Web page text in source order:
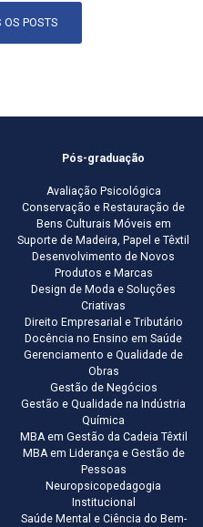
OS POSTS
Pós-graduação
Avaliação Psicológica
Conservação e Restauração de
Bens Culturais Móveis em
Suporte de Madeira, Papel e Têxtil
Desenvolvimento de Novos
Produtos e Marcas
Design de Moda e Soluções
Criativas
Direito Empresarial e Tributário
Docência no Ensino em Saúde
Gerenciamento e Qualidade de
Obras
Gestão de Negócios
Gestão e Qualidade na Indústria
Química
MBA em Gestão da Cadeia Têxtil
MBA em Liderança e Gestão de
Pessoas
Neuropsicopedagogia
Institucional
Saúde Mental e Ciência do Bem-